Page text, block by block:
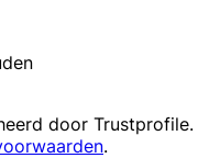
door Trustprofile.
.